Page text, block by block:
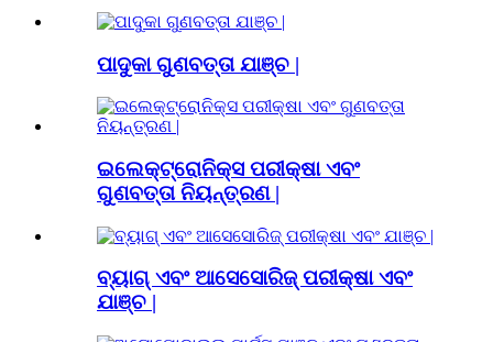
ପାଦୁକା ଗୁଣବତ୍ତା ଯାଞ୍ଚ |
ଇଲେକ୍ଟ୍ରୋନିକ୍ସ ପରୀକ୍ଷା ଏବଂ
ଗୁଣବତ୍ତା ନିୟନ୍ତ୍ରଣ |
ବ୍ୟାଗ୍ ଏବଂ ଆସେସୋରିଜ୍ ପରୀକ୍ଷା ଏବଂ
ଯାଞ୍ଚ |